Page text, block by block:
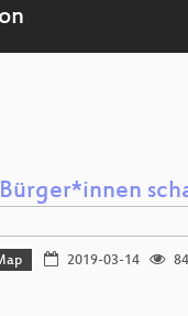
2019-03-14 84